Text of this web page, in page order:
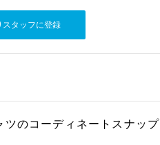
スタッフに登録
ツのコーディネートスナップ